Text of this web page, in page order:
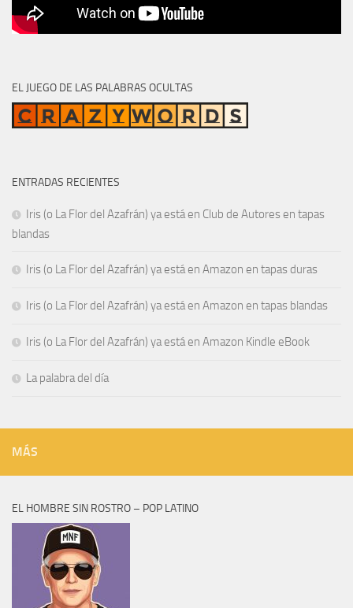
EL JUEGO DE LAS PALABRAS OCULTAS
ENTRADAS RECIENTES
Iris (o La Flor del Azafrán) ya está en Club de Autores en tapas
blandas
Iris (o La Flor del Azafrán) ya está en Amazon en tapas duras
Iris (o La Flor del Azafrán) ya está en Amazon en tapas blandas
Iris (o La Flor del Azafrán) ya está en Amazon Kindle eBook
La palabra del día
MÁS
EL HOMBRE SIN ROSTRO – POP LATINO